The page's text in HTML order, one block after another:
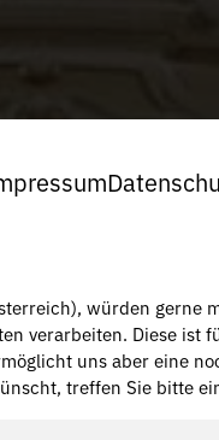
würden gerne
verarbeiten. Diese ist
uns aber eine
treffen Sie bitte